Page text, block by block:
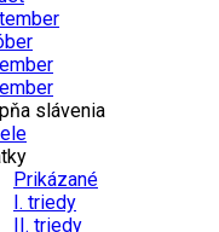
slávenia
Prikázané
I. triedy
II. triedy